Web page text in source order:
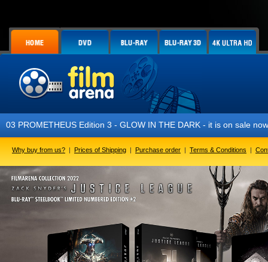
Edition 3 - GLOW IN THE DARK - it is on sale now!
Why buy from us? | Prices of Shipping | Purchase order | Terms & Conditions |